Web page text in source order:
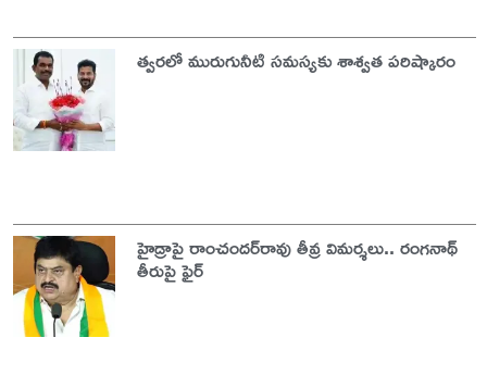
త్వరలో మురుగునీటి సమస్యకు శాశ్వత పరిష్కారం
హైడ్రాపై రాంచందర్‌రావు తీవ్ర విమర్శలు.. రంగనాథ్
తీరుపై ఫైర్